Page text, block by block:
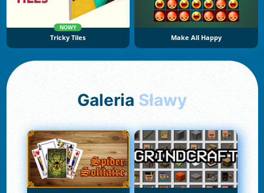
NOWY
Tricky Tiles Make All Happy
Galeria Sławy